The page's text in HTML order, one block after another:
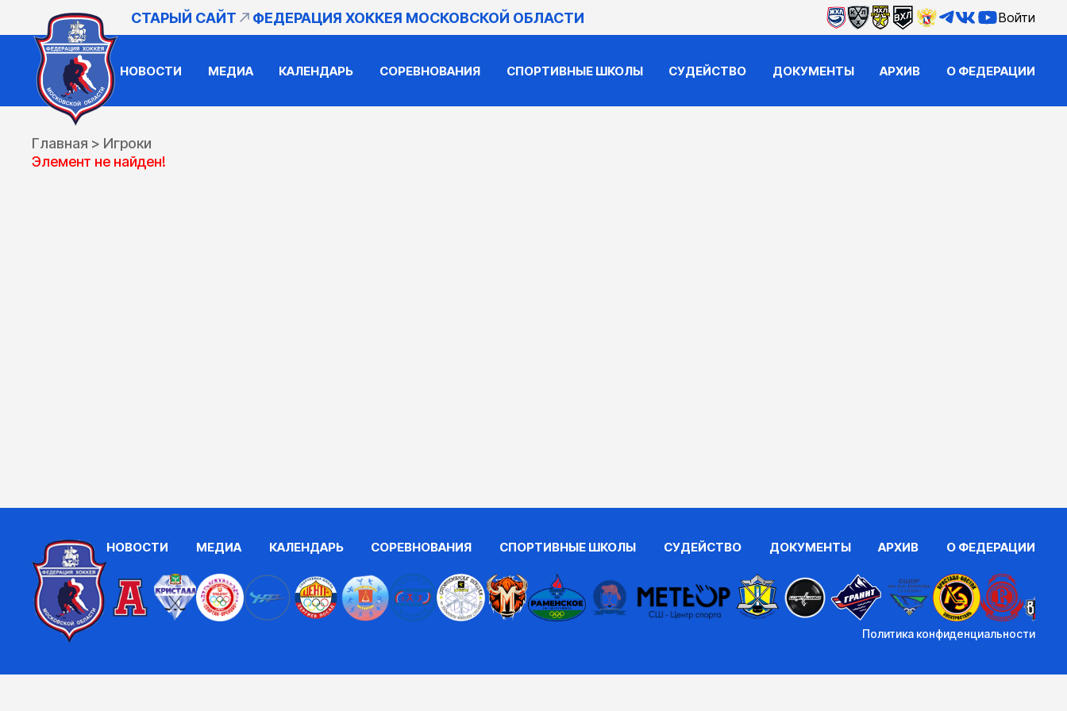
СТАРЫЙ САЙТ ФЕДЕРАЦИЯ ХОККЕЯ МОСКОВСКОЙ ОБЛАСТИ Войти
НОВОСТИ МЕДИА КАЛЕНДАРЬ СОРЕВНОВАНИЯ СПОРТИВНЫЕ ШКОЛЫ СУДЕЙСТВО ДОКУМЕНТЫ АРХИВ О ФЕДЕРАЦИИ
Главная > Игроки
Элемент не найден!
НОВОСТИ МЕДИА КАЛЕНДАРЬ СОРЕВНОВАНИЯ СПОРТИВНЫЕ ШКОЛЫ СУДЕЙСТВО ДОКУМЕНТЫ АРХИВ О ФЕДЕРАЦИИ
Политика конфиденциальности